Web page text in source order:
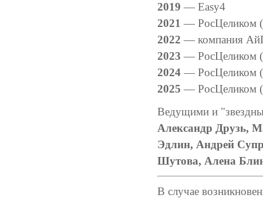
2019 — Easy4
2021 — РосЦеликом
2022 — компания
2023 — РосЦеликом
2024 — РосЦеликом
2025 — РосЦеликом
Ведущими и
Александр Друзь,
Эдлин, Андрей
Шутова, Алена
В случае